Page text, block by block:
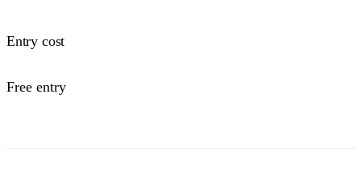
Entry cost
Free entry